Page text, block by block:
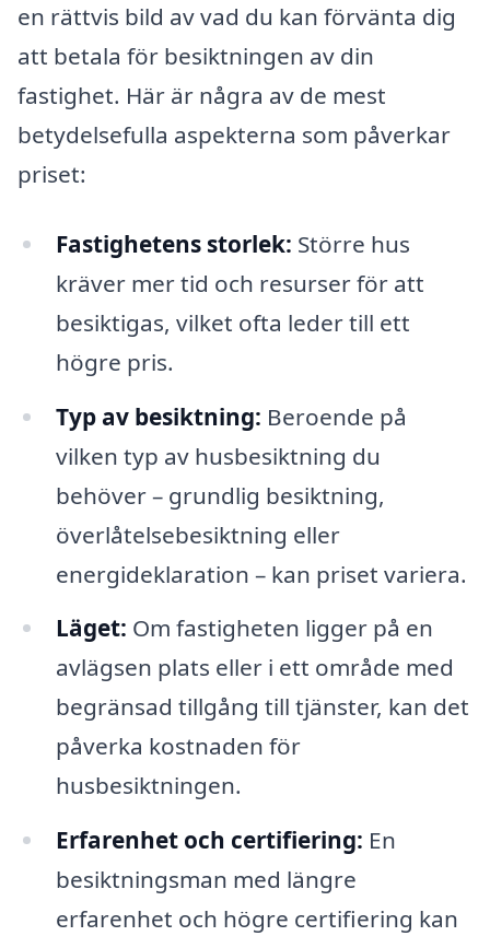
en rättvis bild av vad du kan förvänta dig
att betala för besiktningen av din
fastighet. Här är några av de mest
betydelsefulla aspekterna som påverkar
priset:
Fastighetens storlek: Större hus
kräver mer tid och resurser för att
besiktigas, vilket ofta leder till ett
högre pris.
Typ av besiktning: Beroende på
vilken typ av husbesiktning du
behöver – grundlig besiktning,
överlåtelsebesiktning eller
energideklaration – kan priset variera.
Läget: Om fastigheten ligger på en
avlägsen plats eller i ett område med
begränsad tillgång till tjänster, kan det
påverka kostnaden för
husbesiktningen.
Erfarenhet och certifiering: En
besiktningsman med längre
erfarenhet och högre certifiering kan